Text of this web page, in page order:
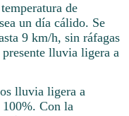
de
un día cálido. Se
9 km/h, sin ráfagas
lluvia ligera a
lluvia ligera a
Con la